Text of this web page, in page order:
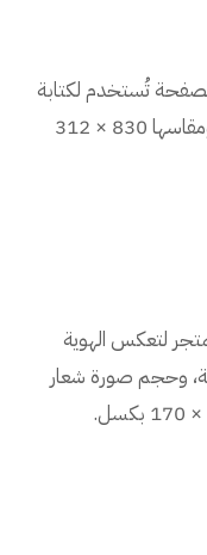
تُستخدم لكتابة
النصوص لإعلانية أو الرسالة التسويقية ومقاسها 830 × 312
لتعكس الهوية
وحجم صورة شعار